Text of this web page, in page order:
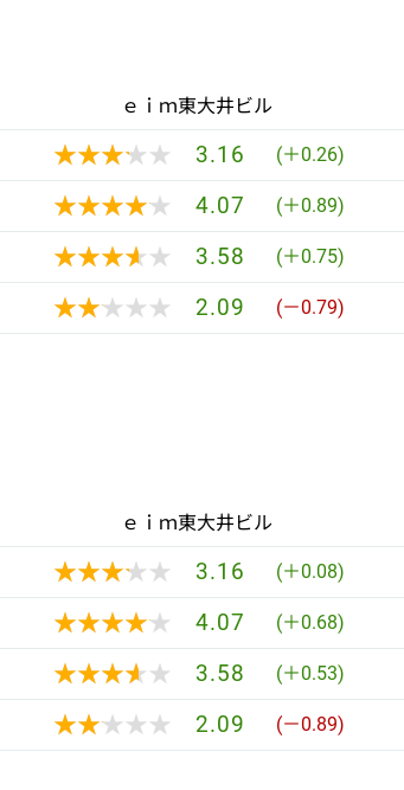
ｅｉｍ東大井ビル
★★★★★
★★★★★ 3.16 (＋0.26)
★★★★★
★★★★★ 4.07 (＋0.89)
★★★★★
★★★★★ 3.58 (＋0.75)
★★★★★
★★★★★ 2.09 (－0.79)
ｅｉｍ東大井ビル
★★★★★
★★★★★ 3.16 (＋0.08)
★★★★★
★★★★★ 4.07 (＋0.68)
★★★★★
★★★★★ 3.58 (＋0.53)
★★★★★
★★★★★ 2.09 (－0.89)